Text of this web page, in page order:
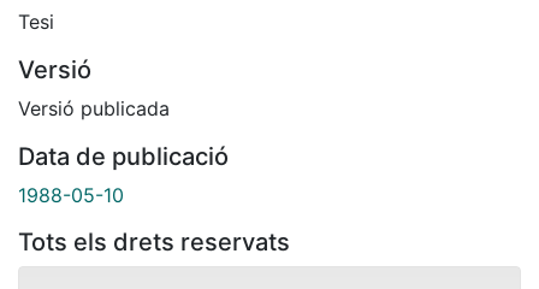
Tesi
Versió
Versió publicada
Data de publicació
1988-05-10
Tots els drets reservats